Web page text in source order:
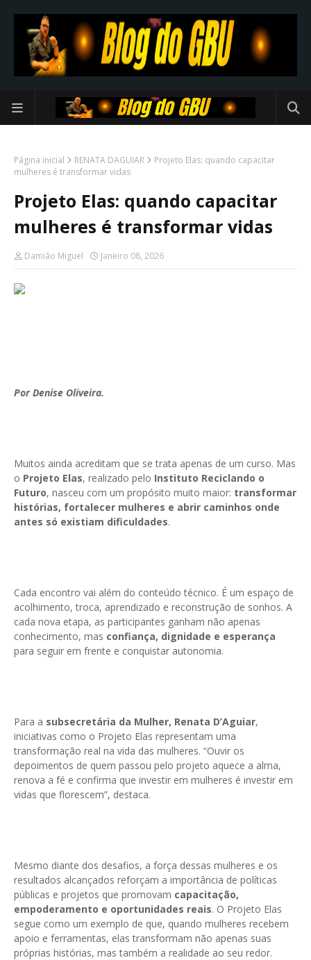
Página inicial RENATA DAGUIAR
Projeto Elas: quando capacitar
mulheres é transformar vidas
Projeto Elas: quando capacitar
mulheres é transformar vidas
Damião Miguel Janeiro 08, 2026
Por Denise Oliveira.
Muitos ainda acreditam que se trata apenas de um curso. Mas
o Projeto Elas, realizado pelo Instituto Reciclando o
Futuro, nasceu com um propósito muito maior: transformar
histórias, fortalecer mulheres e abrir caminhos onde
antes só existiam dificuldades.
Cada encontro vai além do conteúdo técnico. É um espaço de
acolhimento, troca, aprendizado e reconstrução de sonhos. A
cada nova etapa, as participantes ganham não apenas
conhecimento, mas confiança, dignidade e esperança
para seguir em frente e conquistar autonomia.
Para a subsecretária da Mulher, Renata D’Aguiar,
iniciativas como o Projeto Elas representam uma
transformação real na vida das mulheres. “Ouvir os
depoimentos de quem passou pelo projeto aquece a alma,
renova a fé e confirma que investir em mulheres é investir em
vidas que florescem”, destaca.
Mesmo diante dos desafios, a força dessas mulheres e os
resultados alcançados reforçam a importância de políticas
públicas e projetos que promovam capacitação,
empoderamento e oportunidades reais. O Projeto Elas
segue como um exemplo de que, quando mulheres recebem
apoio e ferramentas, elas transformam não apenas suas
próprias histórias, mas também a realidade ao seu redor.